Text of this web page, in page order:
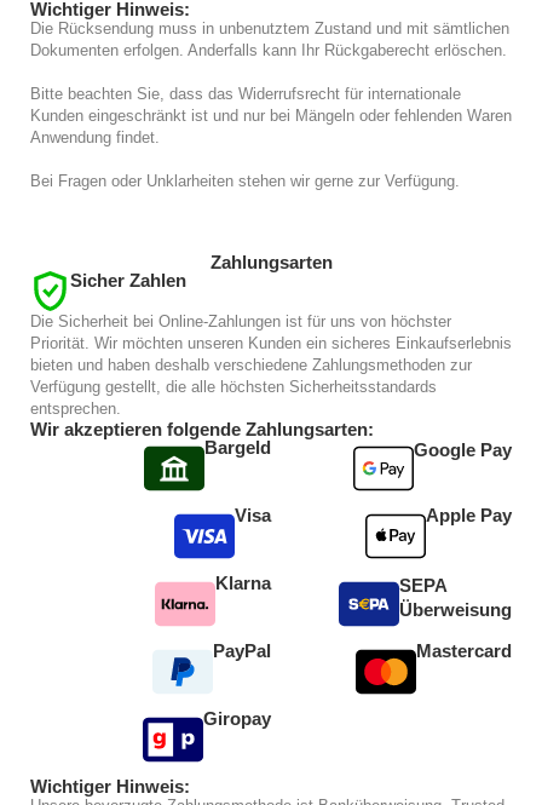
Wichtiger Hinweis:
Die Rücksendung muss in unbenutztem Zustand und mit sämtlichen
Dokumenten erfolgen. Anderfalls kann Ihr Rückgaberecht erlöschen.
Bitte beachten Sie, dass das Widerrufsrecht für internationale
Kunden eingeschränkt ist und nur bei Mängeln oder fehlenden Waren
Anwendung findet.
Bei Fragen oder Unklarheiten stehen wir gerne zur Verfügung.
Zahlungsarten
Sicher Zahlen
Die Sicherheit bei Online-Zahlungen ist für uns von höchster
Priorität. Wir möchten unseren Kunden ein sicheres Einkaufserlebnis
bieten und haben deshalb verschiedene Zahlungsmethoden zur
Verfügung gestellt, die alle höchsten Sicherheitsstandards
entsprechen.
Wir akzeptieren folgende Zahlungsarten:
Bargeld
Visa
Klarna
PayPal
Giropay
Google Pay
Apple Pay
SEPA
Überweisung
Mastercard
Wichtiger Hinweis: